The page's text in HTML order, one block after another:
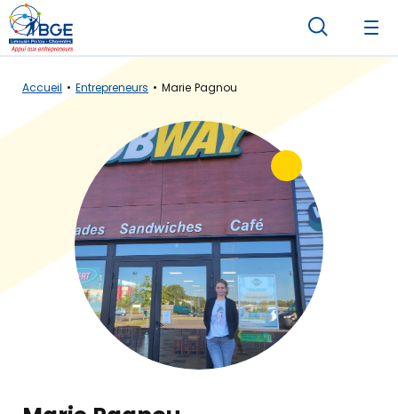
Accueil Entrepreneurs Marie Pagnou